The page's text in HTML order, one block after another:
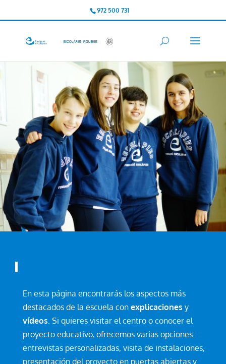
972 500 731
En esta página encontrarás los aspectos más
destacados de la escuela con explicaciones y
vídeos . Si quieres visitar el centro o conocer el
proyecto educativo, ofrecemos varias opciones:
entrevistas personalizadas, visita de instalaciones,
presentación del proyecto en puertas abiertas y